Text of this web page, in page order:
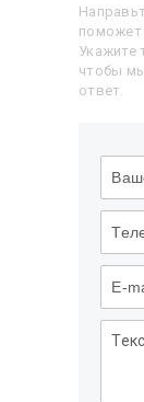
поможет
Укажите
чтобы
ответ.